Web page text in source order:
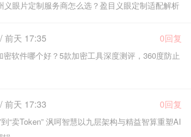
义眼片定制服务商怎么选？盈目义眼定制适配解析
前天 17:35 0回复
密软件哪个好？5款加密工具深度测评，360度防止
前天 17:33 0回复
到“卖Token” 沨呵智慧以九层架构与精益智算重塑AI